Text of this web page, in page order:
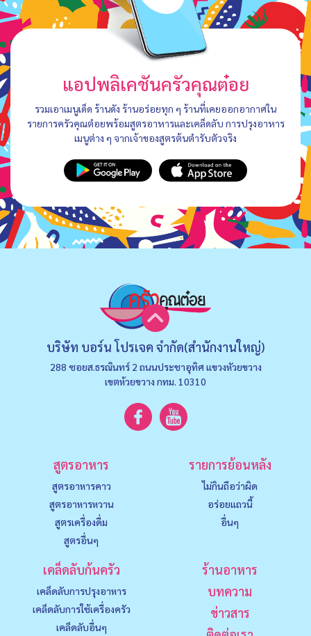
แอปพลิเคชันครัวคุณต๋อย
รวมเอาเมนูเด็ด ร้านดัง ร้านอร่อยทุก ๆ ร้านที่เคยออกอากาศใน
รายการครัวคุณต๋อยพร้อมสูตรอาหารและเคล็ดลับ การปรุงอาหาร
เมนูต่าง ๆ จากเจ้าของสูตรต้นตำรับตัวจริง
บริษัท บอร์น โปรเจค จำกัด(สำนักงานใหญ่)
288 ซอยส.ธรณินทร์ 2 ถนนประชาอุทิศ แขวงหัวยขวาง
เขตห้วยขวาง กทม. 10310
สูตรอาหาร
สูตรอาหารคาว
สูตรอาหารหวาน
สูตรเครื่องดื่ม
สูตรอื่นๆ
รายการย้อนหลัง
ไม่กินถือว่าผิด
อร่อยแถวนี้
อื่นๆ
เคล็ดลับก้นครัว
เคล็ดลับการปรุงอาหาร
เคล็ดลับการใช้เครื่องครัว
เคล็ดลับอื่นๆ
ร้านอาหาร
บทความ
ข่าวสาร